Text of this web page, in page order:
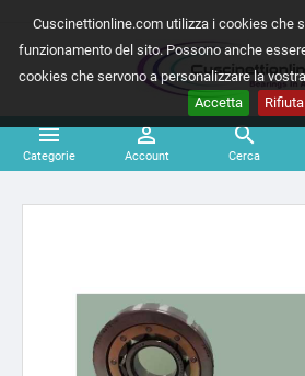
Cuscinettionline.com utilizza i cookies che
funzionamento del sito. Possono anche
cookies che servono a personalizzare la
Accetta
Rifiuta

Categorie

Account

Cerca